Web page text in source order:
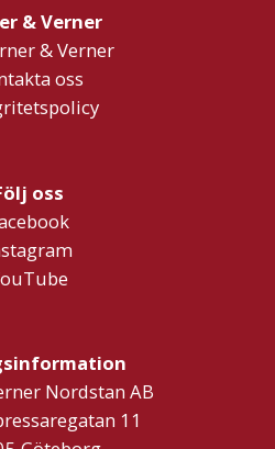
& Verner
& Verner
oss
oss
Nordstan AB
11